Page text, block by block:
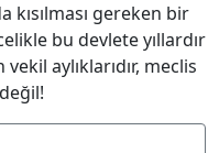
kısılması gereken bir
bu devlete yıllardır
aylıklarıdır, meclis